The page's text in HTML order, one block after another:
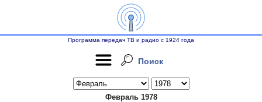
Программа передач ТВ и радио с 1924 года
Поиск
Февраль 1978